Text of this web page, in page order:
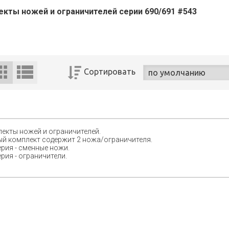
ножей и ограничителей серии 690/691 #543
Сортировать
ножей и ограничителей.
комплект содержит 2 ножа/ограничителя.
- сменные ножи.
- ограничители.